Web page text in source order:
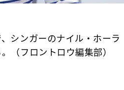
シンガーのナイル・ホーラ
（フロントロウ編集部）